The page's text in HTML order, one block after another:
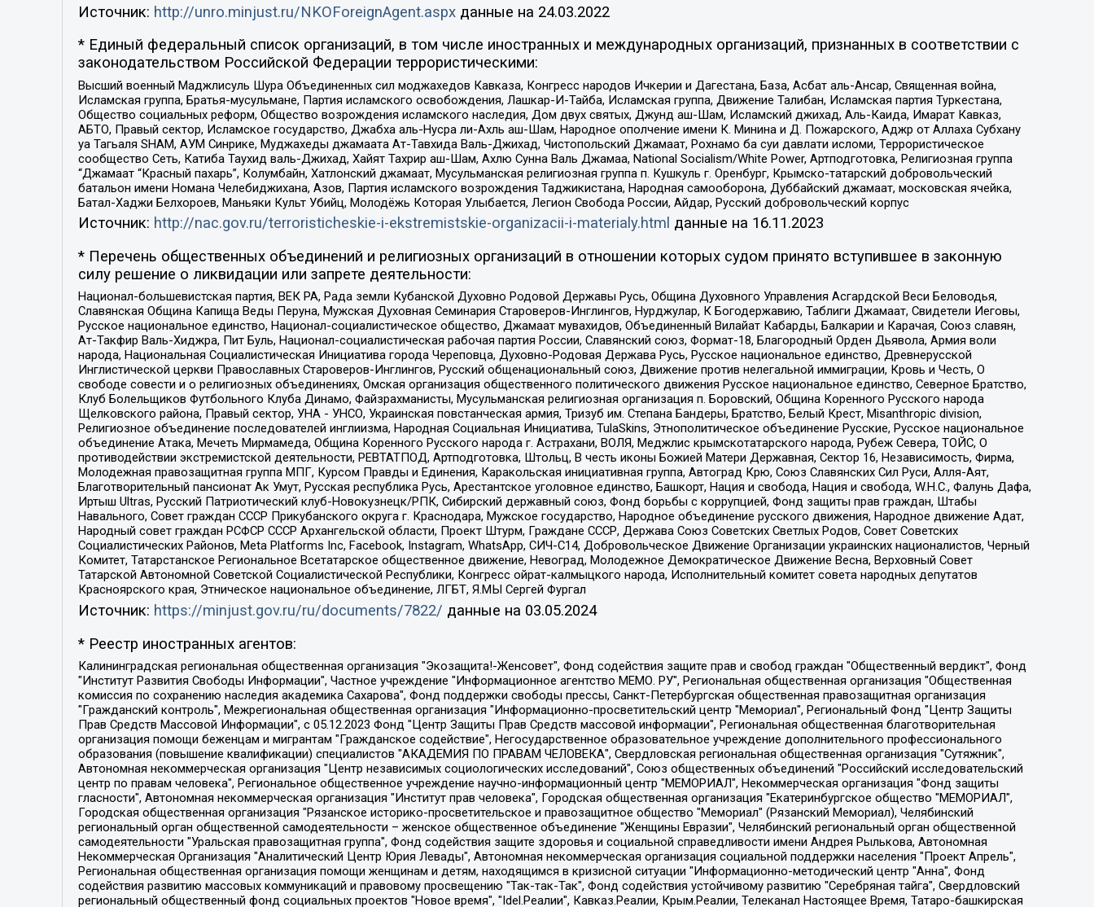
Источник: http://unro.minjust.ru/NKOForeignAgent.aspxданные на 24.03.2022
* Единый федеральный список организаций, в том числе иностранных и международных организаций, признанных в соответствии с
законодательством Российской Федерации террористическими:
Высший военный Маджлисуль Шура Объединенных сил моджахедов Кавказа, Конгресс народов Ичкерии и Дагестана, База, Асбат аль-Ансар, Священная война,
Исламская группа, Братья-мусульмане, Партия исламского освобождения, Лашкар-И-Тайба, Исламская группа, Движение Талибан, Исламская партия Туркестана,
Общество социальных реформ, Общество возрождения исламского наследия, Дом двух святых, Джунд аш-Шам, Исламский джихад, Аль-Каида, Имарат Кавказ,
АБТО, Правый сектор, Исламское государство, Джабха аль-Нусра ли-Ахль аш-Шам, Народное ополчение имени К. Минина и Д. Пожарского, Аджр от Аллаха Субхану
уа Тагьаля SHAM, АУМ Синрике, Муджахеды джамаата Ат-Тавхида Валь-Джихад, Чистопольский Джамаат, Рохнамо ба суи давлати исломи, Террористическое
сообщество Сеть, Катиба Таухид валь-Джихад, Хайят Тахрир аш-Шам, Ахлю Сунна Валь Джамаа, National Socialism/White Power, Артподготовка, Религиозная группа
“Джамаат “Красный пахарь”, Колумбайн, Хатлонский джамаат, Мусульманская религиозная группа п. Кушкуль г. Оренбург, Крымско-татарский добровольческий
батальон имени Номана Челебиджихана, Азов, Партия исламского возрождения Таджикистана, Народная самооборона, Дуббайский джамаат, московская ячейка,
Батал-Хаджи Белхороев, Маньяки Культ Убийц, Молодёжь Которая Улыбается, Легион Свобода России, Айдар, Русский добровольческий корпус
Источник: http://nac.gov.ru/terroristicheskie-i-ekstremistskie-organizacii-i-materialy.html данные на 16.11.2023
* Перечень общественных объединений и религиозных организаций в отношении которых судом принято вступившее в законную
силу решение о ликвидации или запрете деятельности:
Национал-большевистская партия, ВЕК РА, Рада земли Кубанской Духовно Родовой Державы Русь, Община Духовного Управления Асгардской Веси Беловодья,
Славянская Община Капища Веды Перуна, Мужская Духовная Семинария Староверов-Инглингов, Нурджулар, К Богодержавию, Таблиги Джамаат, Свидетели Иеговы,
Русское национальное единство, Национал-социалистическое общество, Джамаат мувахидов, Объединенный Вилайат Кабарды, Балкарии и Карачая, Союз славян,
Ат-Такфир Валь-Хиджра, Пит Буль, Национал-социалистическая рабочая партия России, Славянский союз, Формат-18, Благородный Орден Дьявола, Армия воли
народа, Национальная Социалистическая Инициатива города Череповца, Духовно-Родовая Держава Русь, Русское национальное единство, Древнерусской
Инглистической церкви Православных Староверов-Инглингов, Русский общенациональный союз, Движение против нелегальной иммиграции, Кровь и Честь, О
свободе совести и о религиозных объединениях, Омская организация общественного политического движения Русское национальное единство, Северное Братство,
Клуб Болельщиков Футбольного Клуба Динамо, Файзрахманисты, Мусульманская религиозная организация п. Боровский, Община Коренного Русского народа
Щелковского района, Правый сектор, УНА - УНСО, Украинская повстанческая армия, Тризуб им. Степана Бандеры, Братство, Белый Крест, Misanthropic division,
Религиозное объединение последователей инглиизма, Народная Социальная Инициатива, TulaSkins, Этнополитическое объединение Русские, Русское национальное
объединение Атака, Мечеть Мирмамеда, Община Коренного Русского народа г. Астрахани, ВОЛЯ, Меджлис крымскотатарского народа, Рубеж Севера, ТОЙС, О
противодействии экстремистской деятельности, РЕВТАТПОД, Артподготовка, Штольц, В честь иконы Божией Матери Державная, Сектор 16, Независимость, Фирма,
Молодежная правозащитная группа МПГ, Курсом Правды и Единения, Каракольская инициативная группа, Автоград Крю, Союз Славянских Сил Руси, Алля-Аят,
Благотворительный пансионат Ак Умут, Русская республика Русь, Арестантское уголовное единство, Башкорт, Нация и свобода, Нация и свобода, W.H.С., Фалунь Дафа,
Иртыш Ultras, Русский Патриотический клуб-Новокузнецк/РПК, Сибирский державный союз, Фонд борьбы с коррупцией, Фонд защиты прав граждан, Штабы
Навального, Совет граждан СССР Прикубанского округа г. Краснодара, Мужское государство, Народное объединение русского движения, Народное движение Адат,
Народный совет граждан РСФСР СССР Архангельской области, Проект Штурм, Граждане СССР, Держава Союз Советских Светлых Родов, Совет Советских
Социалистических Районов, Meta Platforms Inc, Facebook, Instagram, WhatsApp, СИЧ-С14, Добровольческое Движение Организации украинских националистов, Черный
Комитет, Татарстанское Региональное Всетатарское общественное движение, Невоград, Молодежное Демократическое Движение Весна, Верховный Совет
Татарской Автономной Советской Социалистической Республики, Конгресс ойрат-калмыцкого народа, Исполнительный комитет совета народных депутатов
Красноярского края, Этническое национальное объединение, ЛГБТ, Я.МЫ Сергей Фургал
Источник: https://minjust.gov.ru/ru/documents/7822/ данные на 03.05.2024
* Реестр иностранных агентов:
Калининградская региональная общественная организация "Экозащита!-Женсовет", Фонд содействия защите прав и свобод граждан "Общественный вердикт", Фонд "Институт Развития Свободы Информации", Частное учреждение "Информационное агентство МЕМО. РУ", Региональная общественная организация "Общественная комиссия по сохранению наследия академика Сахарова", Фонд поддержки свободы прессы, Санкт-Петербургская общественная правозащитная организация "Гражданский контроль", Межрегиональная общественная организация "Информационно-просветительский центр "Мемориал", Региональный Фонд "Центр Защиты Прав Средств Массовой Информации", с 05.12.2023 Фонд "Центр Защиты Прав Средств массовой информации", Региональная общественная благотворительная организация помощи беженцам и мигрантам "Гражданское содействие", Негосударственное образовательное учреждение дополнительного профессионального образования (повышение квалификации) специалистов "АКАДЕМИЯ ПО ПРАВАМ ЧЕЛОВЕКА", Свердловская региональная общественная организация "Сутяжник", Автономная некоммерческая организация "Центр независимых социологических исследований", Союз общественных объединений "Российский исследовательский центр по правам человека", Региональное общественное учреждение научно-информационный центр "МЕМОРИАЛ", Некоммерческая организация "Фонд защиты гласности", Автономная некоммерческая организация "Институт прав человека", Городская общественная организация "Екатеринбургское общество "МЕМОРИАЛ", Городская общественная организация "Рязанское историко-просветительское и правозащитное общество "Мемориал" (Рязанский Мемориал), Челябинский региональный орган общественной самодеятельности – женское общественное объединение "Женщины Евразии", Челябинский региональный орган общественной самодеятельности "Уральская правозащитная группа", Фонд содействия защите здоровья и социальной справедливости имени Андрея Рылькова, Автономная Некоммерческая Организация "Аналитический Центр Юрия Левады", Автономная некоммерческая организация социальной поддержки населения "Проект Апрель", Региональная общественная организация помощи женщинам и детям, находящимся в кризисной ситуации "Информационно-методический центр "Анна", Фонд содействия развитию массовых коммуникаций и правовому просвещению "Так-так-Так", Фонд содействия устойчивому развитию "Серебряная тайга", Свердловский региональный общественный фонд социальных проектов "Новое время", "Idel.Реалии", Кавказ.Реалии, Крым.Реалии, Телеканал Настоящее Время, Татаро-башкирская служба Радио Свобода (Azatliq Radiosi), Радио Свободная Европа/Радио Свобода (PCE/PC), "Сибирь.Реалии", "Фактограф", Благотворительный фонд помощи осужденным и их семьям, Автономная некоммерческая организация "Институт глобализации и социальных движений", Фонд "В защиту прав заключенных", Частное учреждение "Центр поддержки и содействия развитию средств массовой информации", Пензенский региональный общественный благотворительный фонд "Гражданский союз", "Север.Реалии", Некоммерческая организация Фонд "Правовая инициатива", Общество с ограниченной ответственностью "Радио Свободная Европа/Радио Свобода", Чешское информационное агентство "MEDIUM-ORIENT", Красноярская региональная общественная организация "Мы против СПИДа", Камалягин Денис Николаевич, Маркелов Сергей Евгеньевич, Пономарев Лев Александрович, Савицкая Людмила Алексеевна, Автономная некоммерческая организация "Центр по работе с проблемой насилия "НАСИЛИЮ.НЕТ", Межрегиональный профессиональный союз работников здравоохранения "Альянс врачей", Юридическое лицо, зарегистрированное в Латвийской Республике, SIA "Medusa Project" (регистрационный номер 40103797863, дата регистрации 10.06.2014), Некоммерческая организация "Фонд по борьбе с коррупцией", Автономная некоммерческая организация "Институт права и публичной политики", Баданин Роман Сергеевич, Гликин Максим Александрович, Железнова Мария Михайловна, Лукьянова Юлия Сергеевна, Маетная Елизавета Витальевна, Маняхин Петр Борисович, Чуракова Ольга Владимировна, Ярош Юлия Петровна, Юридическое лицо "The Insider SIA", зарегистрированное в Риге, Латвийская Республика (дата регистрации 26.06.2015), являющееся администратором доменного имени интернет-издания "The Insider SIA", https://theins.ru, Постернак Алексей Евгеньевич, Рубин Михаил Аркадьевич, Анин Роман Александрович, Юридическое лицо Istories fonds, зарегистрированное в Латвийской Республике (регистрационный номер 50008295751, дата регистрации 24.02.2020), Великовский Дмитрий Александрович, Долинина Ирина Николаевна, Мароховская Алеся Алексеевна, Шлейнов Роман Юрьевич, Шмагун Олеся Валентиновна, Общество с ограниченной ответственностью "Альтаир 2021", Общество с ограниченной ответственностью "Вега 2021", Общество с ограниченной ответственностью "Главный редактор 2021", Общество с ограниченной ответственностью "Ромашки монолит", Важенков Артем Валерьевич, Ивановская областная общественная организация "Центр гендерных исследований", Гурман Юрий Альбертович, Медиапроект "ОВД-Инфо", Егоров Владимир Владимирович, Жилинский Владимир Александрович, Общество с ограниченной ответственностью "ЗП", Иванова София Юрьевна, Карезина Инна Павловна, Кильтау Екатерина Викторовна, Петров Алексей Викторович, Пискунов Сергей Евгеньевич, Смирнов Сергей Сергеевич, Тихонов Михаил Сергеевич, Общество с ограниченной ответственностью "ЖУРНАЛИСТ-ИНОСТРАННЫЙ АГЕНТ", Арапова Галина Юрьевна, Вольтская Татьяна Анатольевна, Американская компания "Mason G.E.S. Anonymous Foundation" (США), являющаяся владельцем интернет-издания https://mnews.world/, Компания "Stichting Bellingcat", зарегистрированная в Нидерландах (дата регистрации 11.07.2018), Захаров Андрей Вячеславович, Клепиковская Екатерина Дмитриевна, Общество с ограниченной ответственностью "МЕМО", Перл Роман Александрович, Симонов Евгений Алексеевич, Соловьева Елена Анатольевна, Сотников Даниил Владимирович, Сурначева Елизавета Дмитриевна, Автономная некоммерческая организация по защите прав человека и информированию населения "Якутия – Наше Мнение", Общество с ограниченной ответственностью "Москоу диджитал медиа", с 26.01.2023 Общество с ограниченной ответственностью "Чайка Белые сады", Ветошкина Валерия Валерьевна, Заговора Максим Александрович, Межрегиональное общественное движение "Российская ЛГБТ - сеть", Оленичев Максим Владимирович, Павлов Иван Юрьевич, Скворцова Елена Сергеевна, Общество с ограниченной ответственностью "Как бы инагент", Кочетков Игорь Викторович, Общество с ограниченной ответственностью "Честные выборы", Еланчик Олег Александрович, Общество с ограниченной ответственностью "Нобелевский призыв", Гималова Регина Эмилевна, Григорьев Андрей Валерьевич, Григорьева Алина Александровна, Ассоциация по содействию защите прав призывников, альтернативнослужащих и военнослужащих "Правозащитная группа "Гражданин.Армия.Право", Хисамова Регина Фаритовна, Автономная некоммерческая организация по реализации социально-правовых программ "Лилит", Дальневосточное общественное движение "Маяк", Санкт-Петербургская ЛГБТ-инициативная группа "Выход", Инициативная группа ЛГБТ+ "Реверс", Алексеев Андрей Викторович, Бекбулатова Таисия Львовна, Беляев Иван Михайлович, Владыкина Елена Сергеевна, Гельман Марат Александрович, Никульшина Вероника Юрьевна, Толоконникова Надежда Андреевна, Шендерович Виктор Анатольевич, Общество с ограниченной ответственностью "Данное сообщение", Общество с ограниченной ответственностью Издательский дом "Новая глава", Айнбиндер Александра Александровна, Московский комьюнити-центр для ЛГБТ+инициатив, Благотворительный фонд развития филантропии, Deutsche Welle (Германия, Kurt-Schumacher-Strasse 3, 53113 Bonn), Борзунова Мария Михайловна, Воробьев Виктор Викторович, Голубева Анна Львовна, Константинова Алла Михайловна, Малкова Ирина Владимировна, Мурадов Мурад Абдулгалимович, Осетинская Елизавета Николаевна, Понасенков Евгений Николаевич, Ганапольский Матвей Юрьевич, Киселев Евгений Алексеевич, Борухович Ирина Григорьевна, Дремин Иван Тимофеевич, Дубровский Дмитрий Викторович, Красноярская региональная общественная организация поддержки и развития альтернативных образовательных технологий и межкультурных коммуникаций "ИНТЕРРА", Маяковская Екатерина Алексеевна, Фейгин Марк Захарович, Филимонов Андрей Викторович, Дзугкоева Регина Николаевна, Доброхотов Роман Александрович, Дудь Юрий Александрович, Елкин Сергей Владимирович, Кругликов Кирилл Игоревич, Сабунаева Мария Леонидовна, Семенов Алексей Владимирович, Шаинян Карен Багратович, Шульман Екатерина Михайловна, Асафьев Артур Валерьевич, Вахштайн Виктор Семенович, Венедиктов Алексей Алексеевич, Лушникова Екатерина Евгеньевна, Волков Леонид Михайлович, Невзоров Александр Глебович, Пархоменко Сергей Борисович, Сироткин Ярослав Николаевич, Кара-Мурза Владимир Владимирович, Баранова Наталья Владимировна, Гозман Леонид Яковлевич, Кагарлицкий Борис Юльевич, Климарев Михаил Валерьевич, Милов Владимир Станиславович, Автономная некоммерческая организация Краснодарский центр современного искусства "Типография", Моргенштерн Алишер Тагирович, Соболь Любовь Эдуардовна, Общество с ограниченной ответственностью "ЛИЗА НОРМ", Каспаров Гарри Кимович, Ходорковский Михаил Борисович, Общество с ограниченной ответственностью "Апрельские тезисы", Данилович Ирина Брониславовна, Кашин Олег Владимирович, Петров Николай Владимирович, Пивоваров Алексей Владимирович, Соколов Михаил Владимирович, Цветкова Юлия Владимировна, Чичваркин Евгений Александрович, Комитет против пыток/Команда против пыток, Общество с ограниченной ответственностью "Первый научный", Общество с ограниченной ответственностью "Вертолет и ко", Белоцерковская Вероника Борисовна, Кац Максим Евгеньевич, Лазарева Татьяна Юрьевна, Шаведдинов Руслан Табризович, Яшин Илья Валерьевич, Общество с ограниченной ответственностью "Иноагент ААВ", Алешковский Дмитрий Петрович, Альбац Евгения Марковна, Быков Дмитрий Львович, Галямина Юлия Евгеньевна, Лойко Сергей Леонидович, Мартынов Кирилл Константинович, Медведев Сергей Александрович, Крашенинников Федор Геннадиевич, Гордеева Катерина Вл